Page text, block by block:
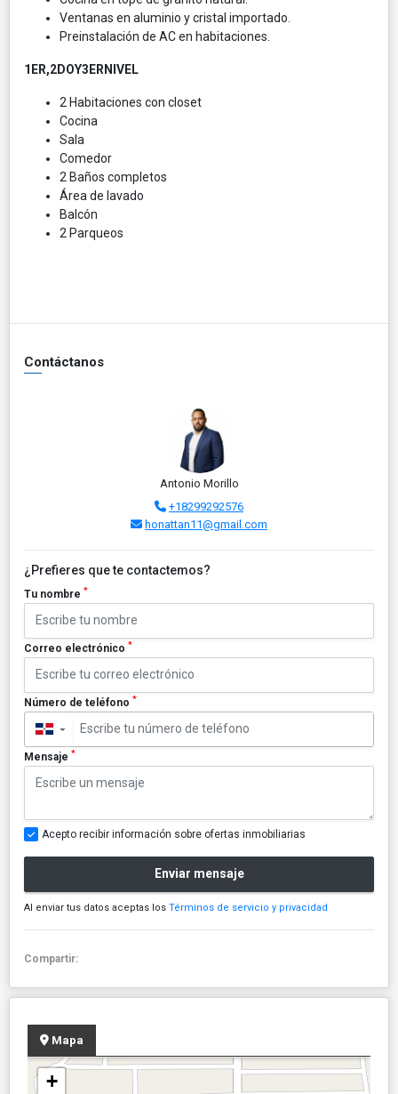
Ventanas en aluminio y cristal importado.
Preinstalación de AC en habitaciones.
1ER,2DOY3ERNIVEL
2 Habitaciones con closet
Cocina
Sala
Comedor
2 Baños completos
Área de lavado
Balcón
2 Parqueos
Contáctanos
Antonio Morillo
+18299292576
honattan11@gmail.com
¿Prefieres que te contactemos?
Tu nombre *
Correo electrónico *
Número de teléfono *
▼
Mensaje *
Acepto recibir información sobre ofertas inmobiliarias
Enviar mensaje
Al enviar tus datos aceptas los Términos de servicio y privacidad
Compartir:
Mapa
+